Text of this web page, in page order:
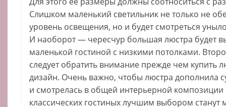
Слишком маленький светильник не только не
уровень освещения, но и будет смотреться
И наоборот — чересчур большая люстра будет
маленькой гостиной с низкими потолками.
следует обратить внимание прежде чем купить
дизайн. Очень важно, чтобы люстра дополнила
и смотрелась в общей интерьерной
классических гостиных лучшим выбором станут